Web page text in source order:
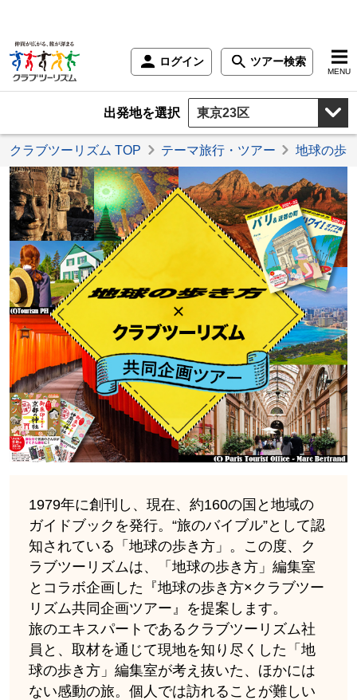
ログイン ツアー検索
MENU
出発地を選択
クラブツーリズム TOP テーマ旅行・ツアー 地球の歩
1979年に創刊し、現在、約160の国と地域の
ガイドブックを発行。“旅のバイブル”として認
知されている「地球の歩き方」。この度、ク
ラブツーリズムは、「地球の歩き方」編集室
とコラボ企画した『地球の歩き方×クラブツー
リズム共同企画ツアー』を提案します。
旅のエキスパートであるクラブツーリズム社
員と、取材を通じて現地を知り尽くした「地
球の歩き方」編集室が考え抜いた、ほかには
ない感動の旅。個人では訪れることが難しい